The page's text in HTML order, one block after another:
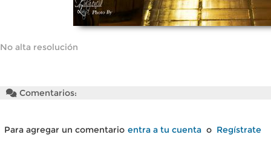
No alta resolución
Comentarios:
Para agregar un comentario entra a tu cuenta o Regístrate